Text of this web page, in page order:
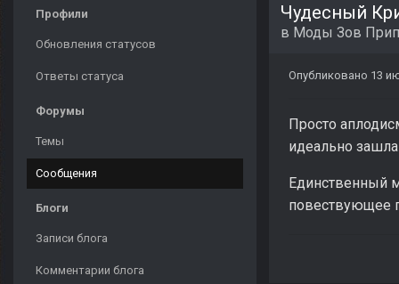
Профили
Обновления статусов
Ответы статуса
Форумы
Темы
Сообщения
Блоги
Записи блога
Комментарии блога
Чудесный
в Моды Зов
Опубликовано 13
Просто
идеально зашла
Единственный
повествующее